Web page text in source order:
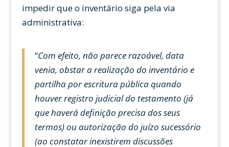
impedir que o inventário siga pela via
administrativa:
“Com efeito, não parece razoável, data
venia, obstar a realização do inventário e
partilha por escritura pública quando
houver registro judicial do testamento (já
que haverá definição precisa dos seus
termos) ou autorização do juízo sucessório
(ao constatar inexistirem discussões